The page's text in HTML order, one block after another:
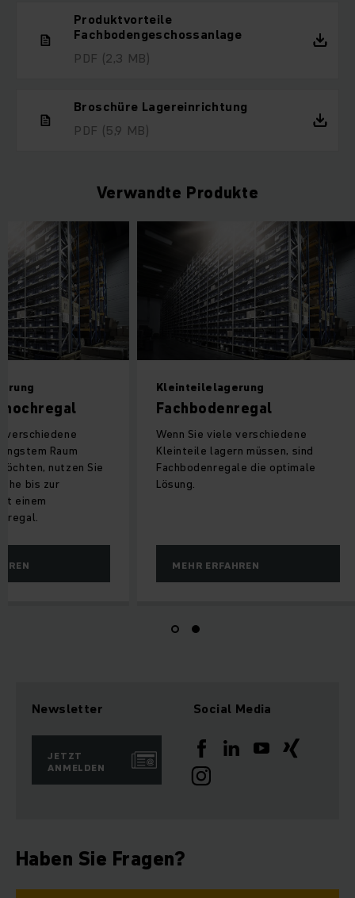
Produktvorteile
Fachbodengeschossanlage
PDF (2,3 MB)
Broschüre Lagereinrichtung
PDF (5,9 MB)
Verwandte Produkte
verschiedene
Raum
nutzen Sie
bis zur
einem
Kleinteilelagerung
Fachbodenregal
Wenn Sie viele verschiedene
Kleinteile lagern müssen, sind
Fachbodenregale die optimale
Lösung.
MEHR ERFAHREN
Newsletter
JETZT
ANMELDEN
Social Media
Haben Sie Fragen?